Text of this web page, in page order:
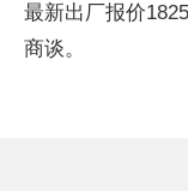
最新出厂报价
商谈。